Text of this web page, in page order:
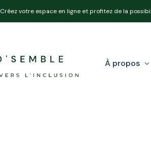
Créez votre espace en ligne et profitez de la
À propos